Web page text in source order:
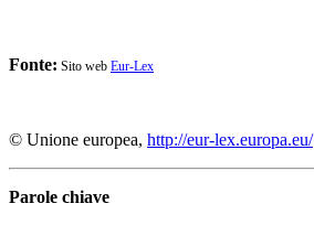
Fonte: Sito web Eur-Lex
© Unione europea, http://eur-lex.europa.eu/
Parole chiave